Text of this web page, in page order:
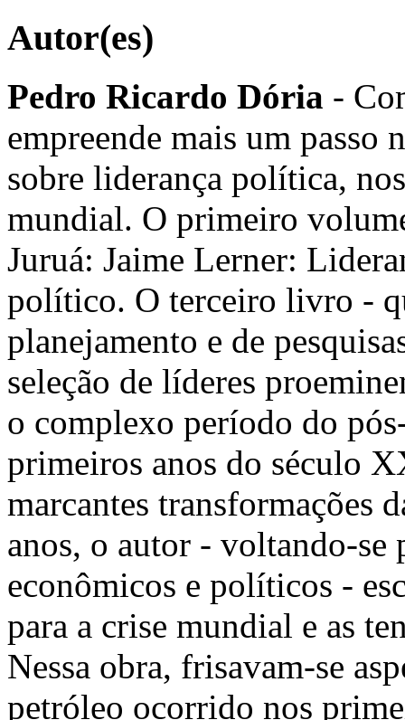
Autor(es)
Pedro Ricardo Dória -
empreende mais um passo
sobre liderança política,
mundial. O primeiro
Juruá: Jaime Lerner:
político. O terceiro livro -
planejamento e de
seleção de líderes
o complexo período do
primeiros anos do século
marcantes transformações
anos, o autor - voltando-se
econômicos e políticos -
para a crise mundial e as
Nessa obra, frisavam-se
petróleo ocorrido nos